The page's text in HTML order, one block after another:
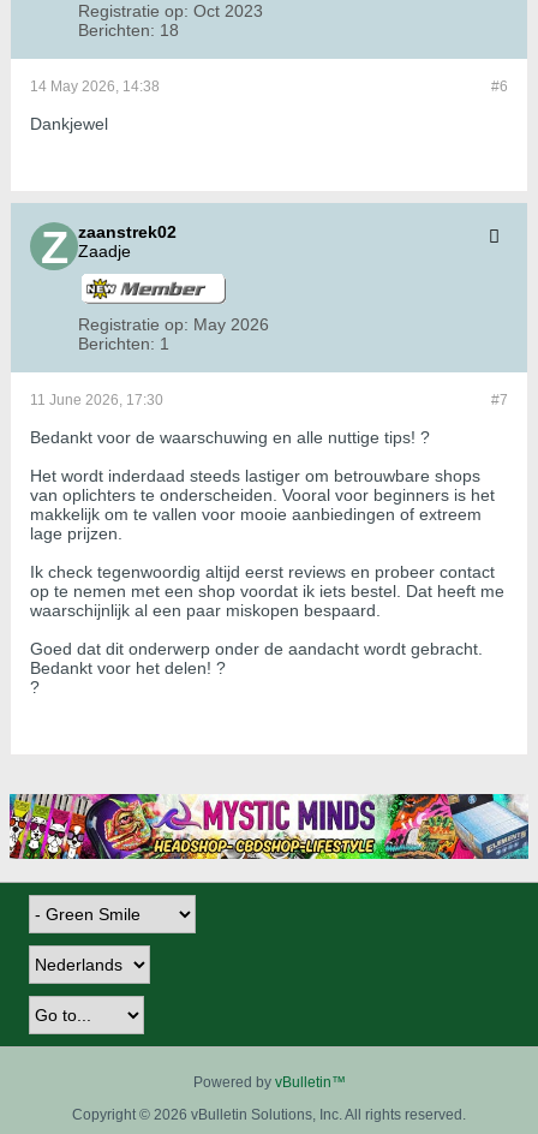
Registratie op: Oct 2023
Berichten: 18
#6
14 May 2026, 14:38
Dankjewel
zaanstrek02
Zaadje
Registratie op: May 2026
Berichten: 1
#7
11 June 2026, 17:30
Bedankt voor de waarschuwing en alle nuttige tips! ?
Het wordt inderdaad steeds lastiger om betrouwbare shops
van oplichters te onderscheiden. Vooral voor beginners is het
makkelijk om te vallen voor mooie aanbiedingen of extreem
lage prijzen.
Ik check tegenwoordig altijd eerst reviews en probeer contact
op te nemen met een shop voordat ik iets bestel. Dat heeft me
waarschijnlijk al een paar miskopen bespaard.
Goed dat dit onderwerp onder de aandacht wordt gebracht.
Bedankt voor het delen! ?
?
Powered by vBulletin™
Copyright © 2026 vBulletin Solutions, Inc. All rights reserved.